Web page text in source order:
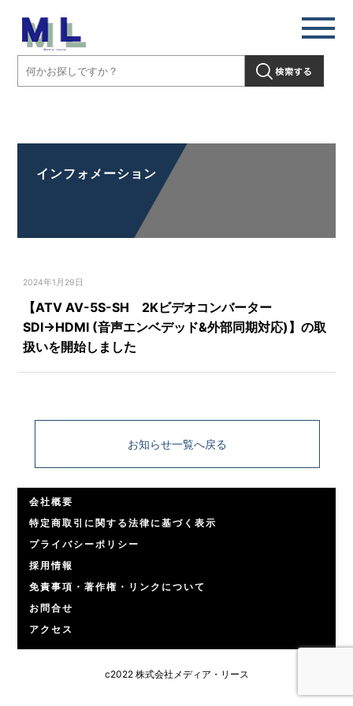
ッド&外部同期対応)】の取扱いを開始しました」" />
インフォメーション
2024年1月29日
【ATV AV-5S-SH 2Kビデオコンバーター
SDI→HDMI (音声エンベデッド&外部同期対応)】の取
扱いを開始しました
お知らせ一覧へ戻る
会社概要
特定商取引に関する法律に基づく表示
プライバシーポリシー
採用情報
免責事項・著作権・リンクについて
お問合せ
アクセス
c2022 株式会社メディア・リース